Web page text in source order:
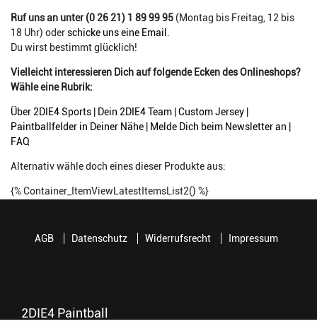
Ruf uns an unter (0 26 21) 1 89 99 95 (Montag bis Freitag, 12 bis
18 Uhr) oderschicke uns eine Email
Du wirst bestimmt glücklich!
Vielleicht interessieren Dich auf folgende Ecken des Onlineshops?
Wähle eine Rubrik:
Über 2DIE4 Sports Dein 2DIE4 Team Custom Jersey
Paintballfelder in Deiner Nähe
Melde Dich beim Newsletter an
FAQ
Alternativ wähle doch eines dieser Produkte aus:
{% Container_ItemViewLatestItemsList2() %}
2DIE4 Paintball
AGB Datenschutz Widerrufsrecht Impressum